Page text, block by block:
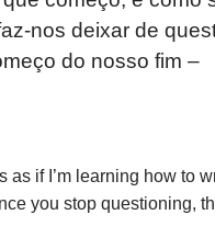
nos deixar de
do nosso fim –
as if I’m learning how to
you stop questioning,